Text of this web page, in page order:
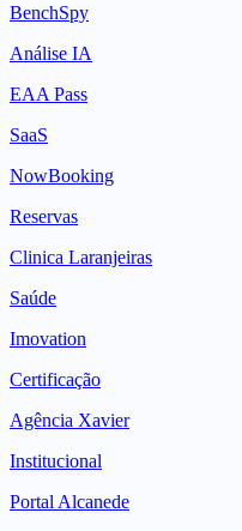
BenchSpy
Análise IA
EAA Pass
SaaS
NowBooking
Reservas
Clinica Laranjeiras
Saúde
Imovation
Certificação
Agência Xavier
Institucional
Portal Alcanede